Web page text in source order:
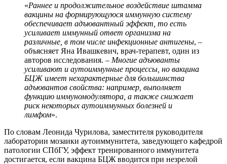
«Раннее и продолжительное воздействие штамма
вакцины на формирующуюся иммунную систему
обеспечивает адъювантный эффект, то есть
усиливает иммунный ответ организма на
различные, в том числе инфекционные антигены, –
объясняет Яна Ивашкевич, врач-терапевт, один из
авторов исследования. – Многие адъюванты
усиливают и аутоиммунные процессы, но вакцина
БЦЖ имеет нехарактерные для большинства
адъювантов свойства: например, выполняет
функцию иммуномодулятора, а также снижает
риск некоторых аутоиммунных болезней и
лимфом».
По словам Леонида Чурилова, заместителя руководителя
лаборатории мозаики аутоиммунитета, заведующего кафедрой
патологии СПбГУ, эффект тренированного иммунитета
достигается, если вакцина БЦЖ вводится при незрелой